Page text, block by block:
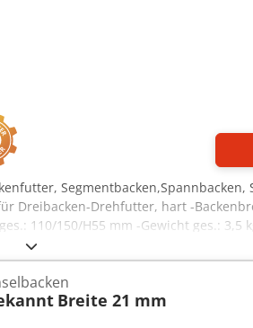
Segmentbacken,Spannbacken,
Dreibacken-Drehfutter, hart -
110/150/H55 mm -Gewicht ges.: 3,5
Breite 21 mm